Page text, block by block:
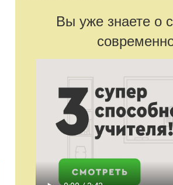
· развитие и повышение
· Формировать у учащихся
и воображения,
· Развивать умение читать с
формировать навыки
диалогической речи, развивать
Оборудование: компьютер и проектор,
карточки с картинками и
написаны на доске.
Вы уже знаете о